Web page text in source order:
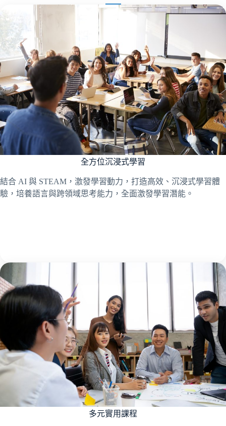
全方位沉浸式學習
結合 AI 與 STEAM，激發學習動力，打造高效、沉浸式學習體
驗，培養語言與跨領域思考能力，全面激發學習潛能。
多元實用課程